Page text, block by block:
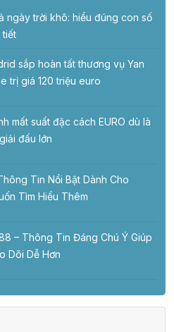
ngày trời khô: hiểu đúng con số
tiết
sắp hoàn tất thương vụ Yan
trị giá 120 triệu euro
mất suất đặc cách EURO dù là
đấu lớn
Tin Nổi Bật Dành Cho
Tìm Hiểu Thêm
– Thông Tin Đáng Chú Ý Giúp
Dõi Dễ Hơn